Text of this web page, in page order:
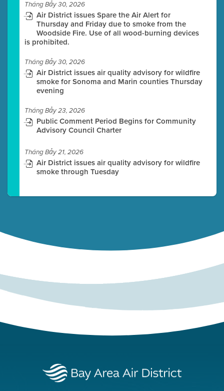
Tháng Bảy 30, 2026
Air District issues Spare the Air Alert for
Thursday and Friday due to smoke from the
Woodside Fire. Use of all wood-burning devices
is prohibited.
Tháng Bảy 30, 2026
Air District issues air quality advisory for wildfire
smoke for Sonoma and Marin counties Thursday
evening
Tháng Bảy 23, 2026
Public Comment Period Begins for Community
Advisory Council Charter
Tháng Bảy 21, 2026
Air District issues air quality advisory for wildfire
smoke through Tuesday